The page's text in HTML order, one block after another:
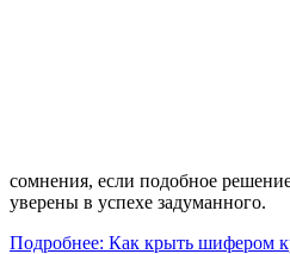
сомнения, если подобное
уверены в успехе задуманного.
Подробнее: Как крыть шифером